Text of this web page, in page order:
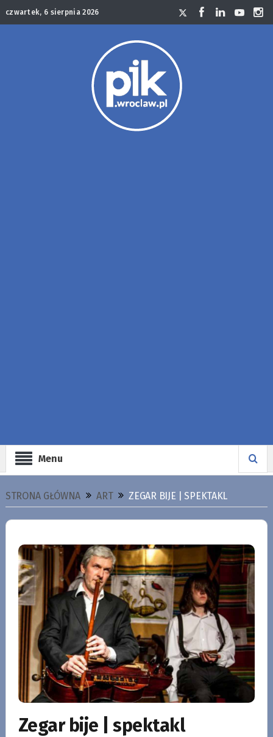
czwartek, 6 sierpnia 2026
Menu
STRONA GŁÓWNA ART ZEGAR BIJE | SPEKTAKL
Zegar bije | spektakl